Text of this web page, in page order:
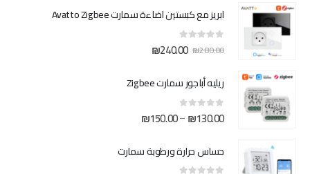
ابريز مع كبستين اضاءة سمارت Avatto Zigbee
₪280.00
السعر
₪280.00.
₪240.00
هو:
₪240.00. ريليه أباجور سمارت Zigbee
0
out of 5
₪130.00
–
₪150.00
حساس حرارة ورطوبة سمارت